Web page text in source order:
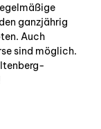
ganzjährig
Auch
sind möglich.